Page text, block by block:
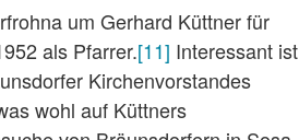
um Gerhard Küttner für
als Pfarrer.[11] Interessant ist
Kirchenvorstandes
wohl auf Küttners